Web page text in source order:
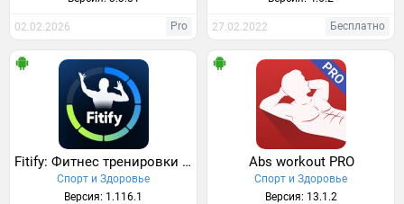
02.02.2026 Pro 27.02.2022 Бесплатно
Fitify: Фитнес тренировки дома
Спорт и Здоровье
Версия: 1.116.1
Abs workout PRO
Спорт и Здоровье
Версия: 13.1.2